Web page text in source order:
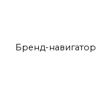
Бренд-навигатор